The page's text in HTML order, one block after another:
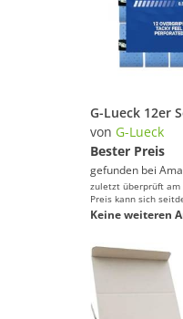
von G-Lueck
Bester Preis
gefunden bei
zuletzt überprüft am
Preis kann sich
Keine weiteren